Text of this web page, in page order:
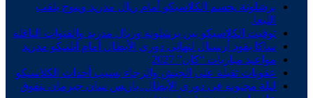
برشلونة يحسم الكلاسيكو أمام ريال مدريد ويتوج بلقب
الليغا.
توقيت الكلاسيكو بين برشلونة وريال مدريد والقنوات الناقلة
ساكا يقود أرسنال لنهائي دوري الأبطال أمام أتلتيكو مدريد
مواعيد مباريات “كان” 2027
عقوبات ثقيلة على الجيش والرجاء بسبب أحداث الكلاسيكو
ليلة مجنونة في دوري الأبطال..باريس سان جيرمان يتفوق